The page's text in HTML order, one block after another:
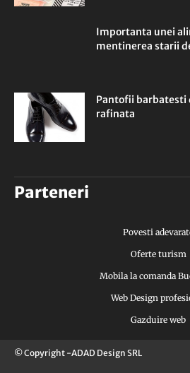
Importanta unei
mentinerea starii
Pantofii barbatesti
rafinata
Parteneri
Povesti
Oferte turism
Mobila la comanda
Web Design
Gazduire web
© Copyright -ADAD Design SRL